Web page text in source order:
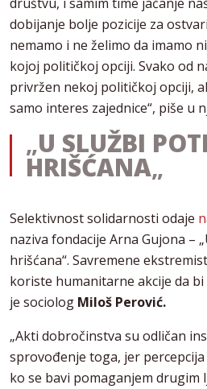
dobijanje bolje pozicije za
nemamo i ne želimo da imamo
kojoj političkoj opciji. Svako od
privržen nekoj političkoj opciji,
samo interes zajednice“, piše u
„U SLUŽBI
HRIŠĆANA„
Selektivnost solidarnosti odaje
naziva fondacije Arna Gujona –
hrišćana“. Savremene
koriste humanitarne akcije da
je sociolog Miloš Perović.
„Akti dobročinstva su odličan
sprovođenje toga, jer
ko se bavi pomaganjem drugim